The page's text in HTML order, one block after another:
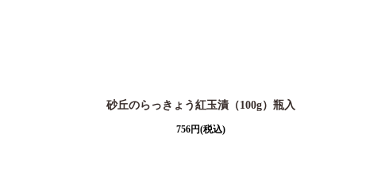
砂丘のらっきょう紅玉漬（100g）瓶入
756円(税込)